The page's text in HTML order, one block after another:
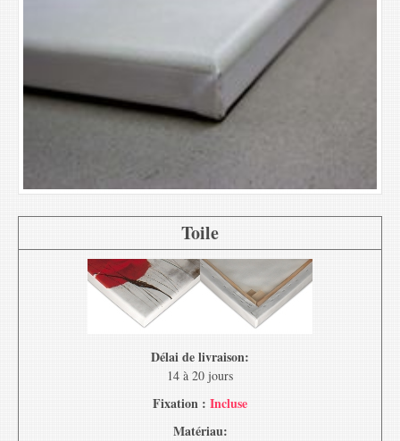
Toile
Délai de livraison:
14 à 20 jours
Fixation : Incluse
Matériau: